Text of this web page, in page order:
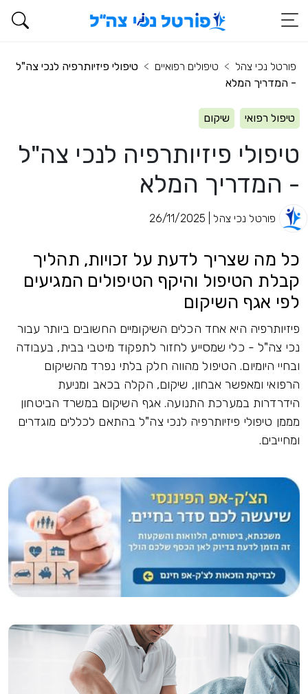
פורטל נכי צהל טיפולים רפואיים
טיפולי פיזיותרפיה לנכי צה"ל
- המדריך המלא
טיפול רפואי שיקום
טיפולי פיזיותרפיה לנכי צה"ל
- המדריך המלא
פורטל נכי צהל | 26/11/2025
כל מה שצריך לדעת על זכויות, תהליך
קבלת הטיפול והיקף הטיפולים המגיעים
לפי אגף השיקום
פיזיותרפיה היא אחד הכלים השיקומיים החשובים ביותר עבור
נכי צה"ל - כלי שמסייע לחזור לתפקוד מיטבי בבית, בעבודה
ובחיי היומיום. הטיפול מהווה חלק בלתי נפרד מהשיקום
הרפואי ומאפשר אבחון, שיקום, הקלה בכאב ומניעת
הידרדרות במערכת התנועה. אגף השיקום במשרד הביטחון
מממן טיפולי פיזיותרפיה לנכי צה"ל בהתאם לכללים מוגדרים
ומחייבים.